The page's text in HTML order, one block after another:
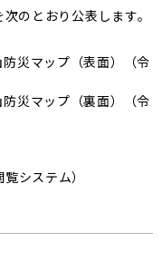
のとおり公表します。
災マップ（表面）（令
災マップ（裏面）（令
システム）